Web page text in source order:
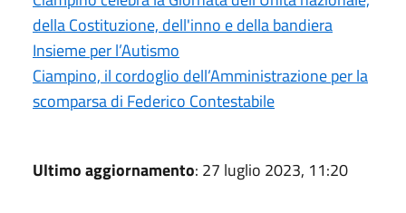
della Costituzione, dell'inno e della bandiera
Insieme per l’Autismo
Ciampino, il cordoglio dell’Amministrazione per la
scomparsa di Federico Contestabile
Ultimo aggiornamento: 27 luglio 2023, 11:20